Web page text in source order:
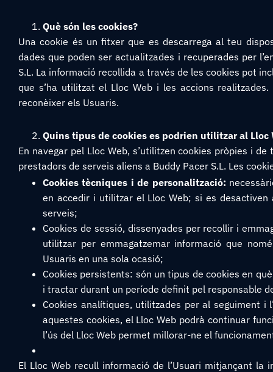
Què són les cookies?
Una cookie és un fitxer que es descarrega al teu
dades que poden ser actualitzades i recuperades per
S.L. La informació recollida a través de les cookies pot
que s’ha utilitzat el Lloc Web i les accions
reconèixer els Usuaris.
Quins tipus de cookies es podrien utilitzar al
En navegar pel Lloc Web, s’utilitzen cookies pròpies i
prestadors de serveis aliens a Buddy Pacer S.L. Les
Cookies tècniques i de personalització:
en accedir i utilitzar el Lloc Web; si es
serveis;
Cookies de sessió, dissenyades per recollir i
utilitzar per emmagatzemar informació que
Usuaris en una sola ocasió;
Cookies persistents: són un tipus de cookies en
i tractar durant un període definit pel responsable
Cookies analítiques, utilitzades per al seguiment i
aquestes cookies, el Lloc Web podrà continuar
l’ús del Lloc Web permet millorar-ne el
El Lloc Web recull informació de l’Usuari mitjançant